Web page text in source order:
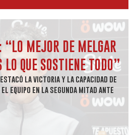
“LO MEJOR DE MELGAR
LO QUE SOSTIENE TODO”
la victoria y la capacidad de
equipo en la segunda mitad ante